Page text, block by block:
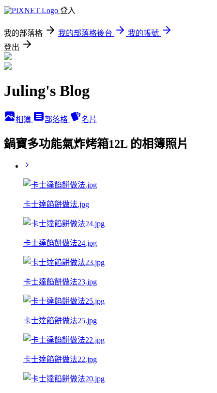
登入
我的部落格 我的部落格後台
我的帳號
登出
Juling's Blog
相簿 部落格 名片
鍋寶多功能氣炸烤箱12L 的相簿照片
卡士達餡餅做法.jpg
卡士達餡餅做法24.jpg
卡士達餡餅做法23.jpg
卡士達餡餅做法25.jpg
卡士達餡餅做法22.jpg